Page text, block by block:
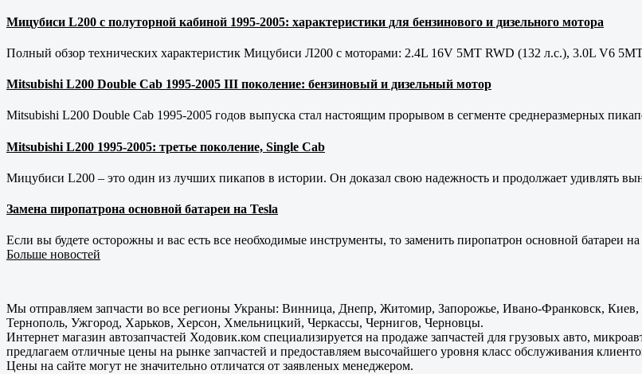
Мицубиси L200 с полуторной кабиной 1995-2005: характеристики для бензинового и дизельного мотора
Полный обзор технических характеристик Мицубиси Л200 с моторами: 2.4L 16V 5MT RWD (132 л.с.), 3.0L V6
Mitsubishi L200 Double Cab 1995-2005 III поколение: бензиновый и дизельный мотор
Mitsubishi L200 Double Cab 1995-2005 годов выпуска стал настоящим прорывом в сегменте среднеразмерных
Mitsubishi L200 1995-2005: третье поколение, Single Cab
Мицубиси L200 – это один из лучших пикапов в истории. Он доказал свою надежность и продолжает удивлять
Замена пиропатрона основной батареи на Tesla
Если вы будете осторожны и вас есть все необходимые инструменты, то заменить пиропатрон основной батареи
Больше новостей
Мы отправляем запчасти во все регионы Украны: Винница, Днепр, Житомир, Запорожье, Ивано-Франковск,
Тернополь, Ужгород, Харьков, Херсон, Хмельницкий, Черкассы, Чернигов, Черновцы.
Интернет магазин автозапчастей Ходовик.ком специализируется на продаже запчастей для грузовых авто,
предлагаем отличные цены на рынке запчастей и предоставляем высочайшего уровня класс обслуживания
Цены на сайте могут не значительно отличатся от заявленых менеджером.